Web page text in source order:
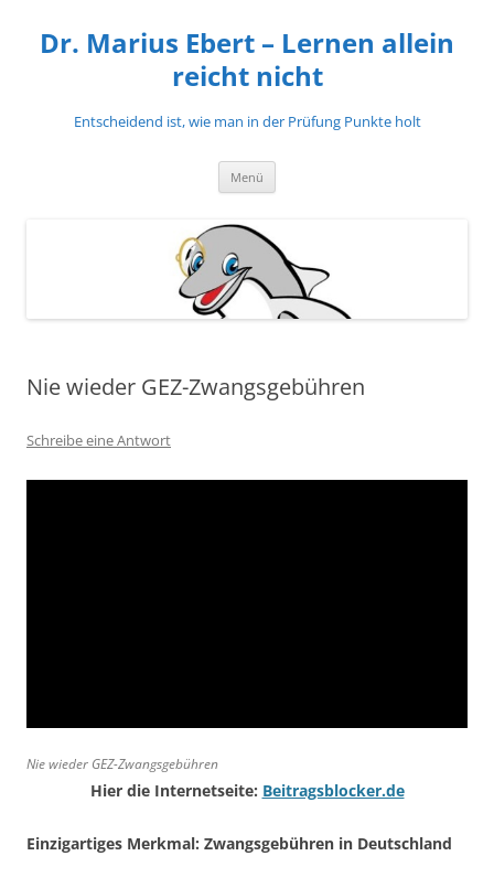
springen
Dr. Marius Ebert – Lernen allein
reicht nicht
Entscheidend ist, wie man in der Prüfung Punkte holt
Menü
Nie wieder GEZ-Zwangsgebühren
Schreibe eine Antwort
Nie wieder GEZ-Zwangsgebühren
Hier die Internetseite: Beitragsblocker.de
Einzigartiges Merkmal: Zwangsgebühren in Deutschland